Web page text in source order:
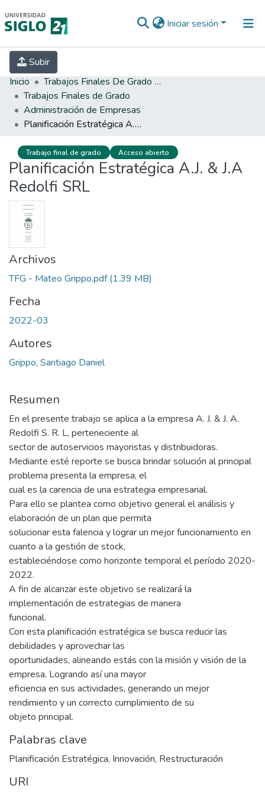
Iniciar sesión
Subir
INICIO EBOOK21
INVESTIGACIÓN
Inicio
Trabajos Finales De Grado Y Posgrado
Trabajos Finales de Grado
Administración de Empresas
Planificación Estratégica A.J. & J.A Redolfi SRL
Trabajo final de grado Acceso abierto
Planificación Estratégica A.J. & J.A
Redolfi SRL
Archivos
TFG - Mateo Grippo.pdf(1.39 MB)
Fecha
2022-03
Autores
Grippo, Santiago Daniel
Resumen
En el presente trabajo se aplica a la empresa A. J. & J. A.
Redolfi S. R. L, perteneciente al
sector de autoservicios mayoristas y distribuidoras.
Mediante esté reporte se busca brindar solución al principal
problema presenta la empresa, el
cual es la carencia de una estrategia empresarial.
Para ello se plantea como objetivo general el análisis y
elaboración de un plan que permita
solucionar esta falencia y lograr un mejor funcionamiento en
cuanto a la gestión de stock,
estableciéndose como horizonte temporal el período 2020-
2022.
A fin de alcanzar este objetivo se realizará la
implementación de estrategias de manera
funcional.
Con esta planificación estratégica se busca reducir las
debilidades y aprovechar las
oportunidades, alineando estás con la misión y visión de la
empresa. Logrando así una mayor
eficiencia en sus actividades, generando un mejor
rendimiento y un correcto cumplimiento de su
objeto principal.
Palabras clave
Planificación Estratégica, Innovación, Restructuración
URI